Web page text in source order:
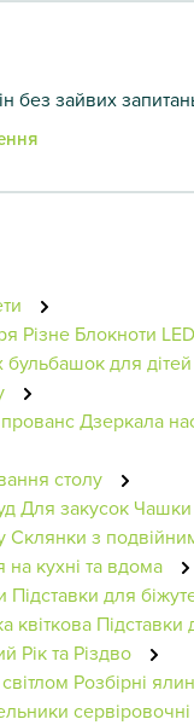
без зайвих
Різне Блокноти
для дітей
Дзеркала
столу
Для закусок Чашки
Склянки з
на кухні та вдома
Підставки для
квіткова Підставки
Рік та Різдво
Розбірні
сервіровочні